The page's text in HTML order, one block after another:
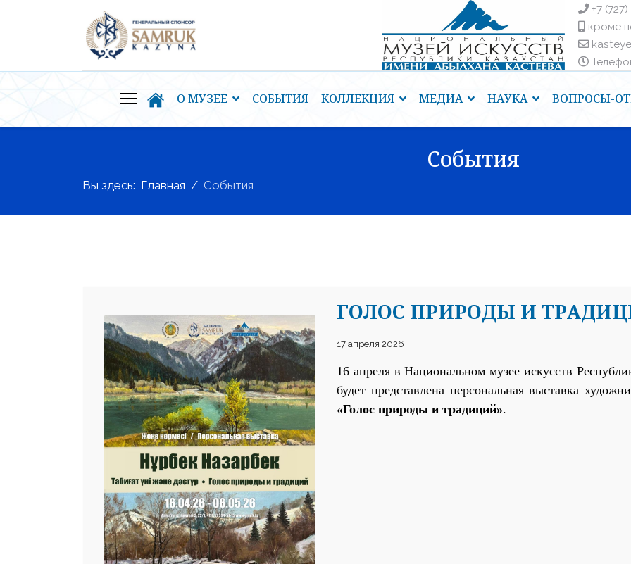
+7
кроме
О МУЗЕЕ СОБЫТИЯ КОЛЛЕКЦИЯ МЕДИА НАУКА ВОПРОСЫ-
События
Вы здесь: Главная События
ГОЛОС ПРИРОДЫ И
17 апреля 2026
16 апреля в Национальном музее искусств
будет представлена персональная выставка
«Голос природы и традиций».